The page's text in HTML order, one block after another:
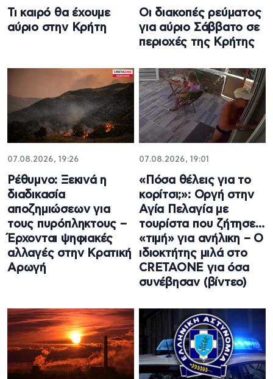
Τι καιρό θα έχουμε
αύριο στην Κρήτη
Οι διακοπές ρεύματος
για αύριο Σάββατο σε
περιοχές της Κρήτης
07.08.2026, 19:26
Ρέθυμνο: Ξεκινά η
διαδικασία
αποζημιώσεων για
τους πυρόπληκτους –
Έρχονται ψηφιακές
αλλαγές στην Κρατική
Αρωγή
07.08.2026, 19:01
«Πόσα θέλεις για το
κορίτσι;»: Οργή στην
Αγία Πελαγία με
τουρίστα που ζήτησε…
«τιμή» για ανήλικη – Ο
ιδιοκτήτης μιλά στο
CRETAONE για όσα
συνέβησαν (βίντεο)